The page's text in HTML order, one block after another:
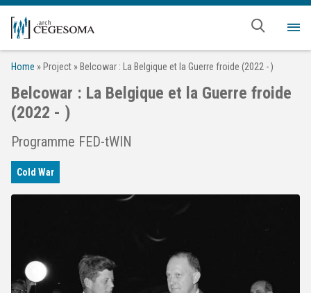
Aller au contenu principal
Home » Project » Belcowar : La Belgique et la Guerre froide (2022 - )
Belcowar : La Belgique et la Guerre froide
(2022 - )
Programme FED-tWIN
Cold War